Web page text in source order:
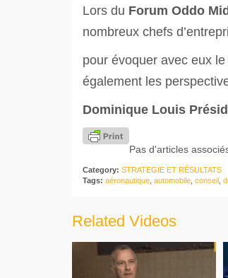
Lors du Forum Oddo
nombreux chefs
pour évoquer avec eux
également les
Dominique Louis
Pas d'articles
Category: STRATEGIE ET RÉSULTATS
Tags: aéronautique automobile conseil
Related Videos